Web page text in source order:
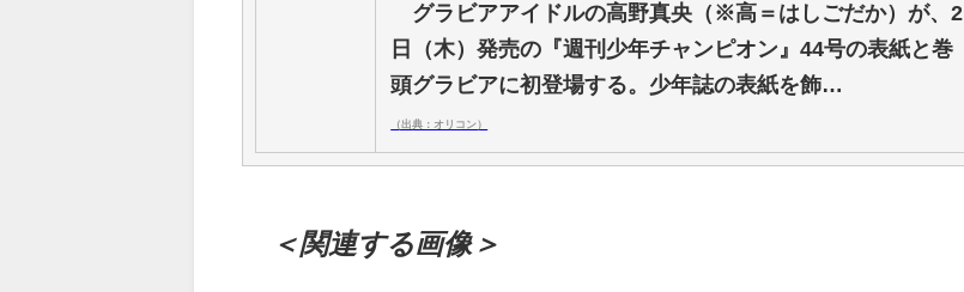
グラビアアイドルの高野真央（※高＝はしごだか）が、2
日（木）発売の『週刊少年チャンピオン』44号の表紙と巻
頭グラビアに初登場する。少年誌の表紙を飾…
（出典：オリコン）
＜関連する画像＞